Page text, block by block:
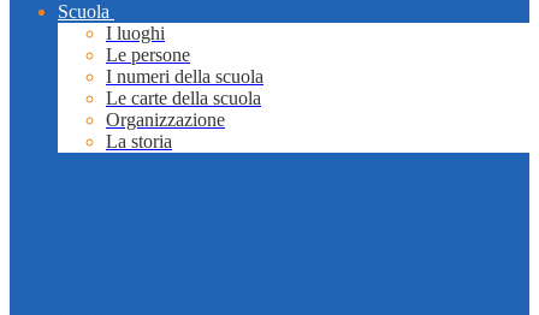
Scuola
I luoghi
Le persone
I numeri della scuola
Le carte della scuola
Organizzazione
La storia